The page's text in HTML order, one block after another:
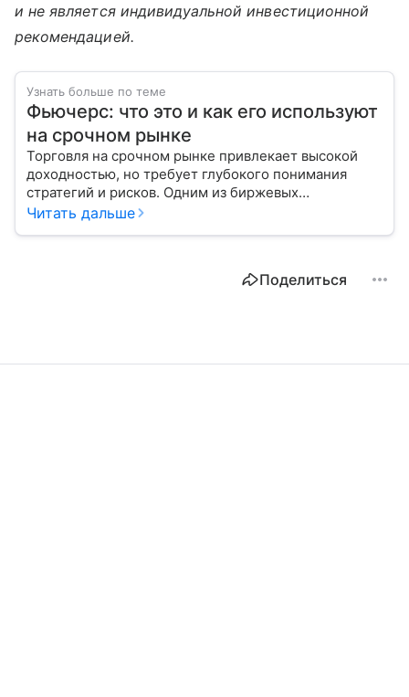
и не является индивидуальной инвестиционной
рекомендацией.
Узнать больше по теме
Фьючерс: что это и как его используют
на срочном рынке
Торговля на срочном рынке привлекает высокой
доходностью, но требует глубокого понимания
стратегий и рисков. Одним из биржевых
инструментов для краткосрочных инвестиций
Читать дальше
Поделиться